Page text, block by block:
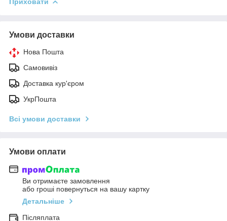
Умови доставки
Нова Пошта
Самовивіз
Доставка кур'єром
УкрПошта
Всі умови доставки
Умови оплати
Ви отримаєте замовлення
або гроші повернуться на вашу картку
Детальніше
Післяплата